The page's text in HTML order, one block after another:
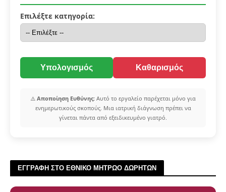
Επιλέξτε κατηγορία:
Υπολογισμός Καθαρισμός
⚠️ Αποποίηση Ευθύνης: Αυτό το εργαλείο παρέχεται μόνο για
ενημερωτικούς σκοπούς. Μια ιατρική διάγνωση πρέπει να
γίνεται πάντα από εξειδικευμένο γιατρό.
ΕΓΓΡΑΦΗ ΣΤΟ ΕΘΝΙΚΟ ΜΗΤΡΩΟ ΔΩΡΗΤΩΝ